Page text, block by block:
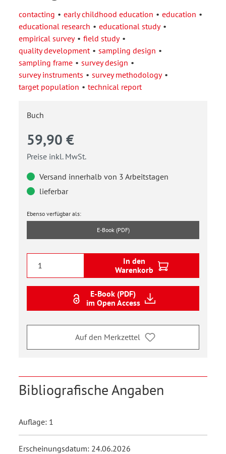
contacting early childhood education
education
educational research
educational study
empirical survey
field study
quality development
sampling design
sampling frame
survey design
survey instruments
survey methodology
target population
technical report
Buch
59,90 €
Preise inkl. MwSt.
Versand innerhalb von 3 Arbeitstagen
lieferbar
Ebenso verfügbar als:
E-Book (PDF)
In den
Warenkorb
E-Book (PDF)
im Open Access
Auf den Merkzettel
Bibliografische Angaben
Auflage: 1
Erscheinungsdatum: 24.06.2026